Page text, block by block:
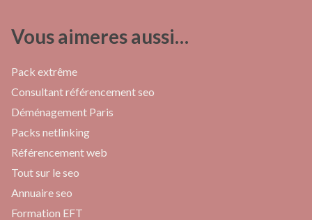
Vous aimeres aussi…
Pack extrême
Consultant référencement seo
Déménagement Paris
Packs netlinking
Référencement web
Tout sur le seo
Annuaire seo
Formation EFT